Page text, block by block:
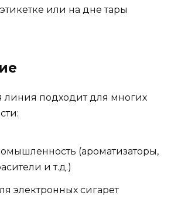
или на дне тары
линия подходит для многих
(ароматизаторы,
и т.д.)
электронных сигарет